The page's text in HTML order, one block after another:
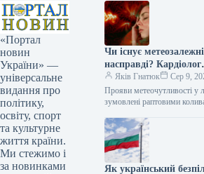
«Портал
новин
України» —
універсальне
видання про
політику,
освіту, спорт
та культурне
життя країни.
Ми стежимо і
за новинками
Чи існує
насправді? Кардіолог
розкрила правду
Яків Гнатюк
Сер 9,
Прояви метеочутливості у
зумовлені раптовими
атмосферного тиску.
Метеочутливість — це не
Як український